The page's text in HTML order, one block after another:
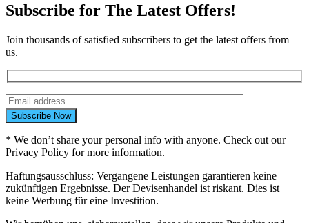
Subscribe for The Latest Offers!
Join thousands of satisfied subscribers to get the latest offers from
us.
* We don’t share your personal info with anyone. Check out our
Privacy Policy for more information.
Haftungsausschluss: Vergangene Leistungen garantieren keine
zukünftigen Ergebnisse. Der Devisenhandel ist riskant. Dies ist
keine Werbung für eine Investition.